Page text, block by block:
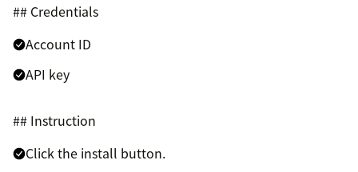
## Credentials
Account ID
API key
## Instruction
Click the install button.